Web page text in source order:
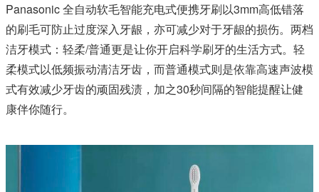
Panasonic 全自动软毛智能充电式便携牙刷以3mm高低错落
的刷毛可防止过度深入牙龈，亦可减少对于牙龈的损伤。两档
洁牙模式：轻柔/普通更是让你开启科学刷牙的生活方式。轻
柔模式以低频振动清洁牙齿，而普通模式则是依靠高速声波模
式有效减少牙齿的顽固残渍，加之30秒间隔的智能提醒让健
康伴你随行。